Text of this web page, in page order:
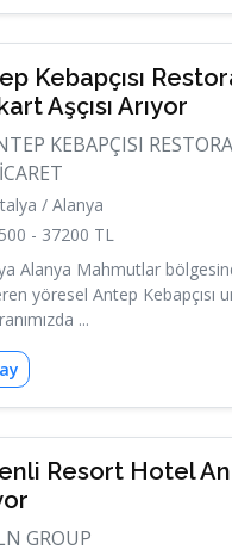
Kebapçısı
Aşçısı Arıyor
KEBAPÇISI
/ Alanya
- 37200 TL
Alanya Mahmutlar
yöresel Antep Kebapçısı
...
Resort Hotel
GROUP